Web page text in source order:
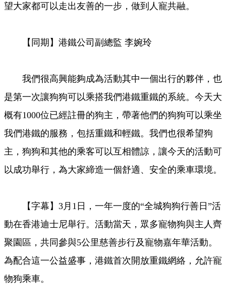
望大家都可以走出友善的一步，做到人寵共融。
【同期】港鐵公司副總監 李婉玲
我們很高興能夠成為活動其中一個出行的夥伴，也
是第一次讓狗狗可以乘搭我們港鐵重鐵的系統。今天大
概有1000位已經註冊的狗主，帶著他們的狗狗可以乘坐
我們港鐵的服務，包括重鐵和輕鐵。我們也很希望狗
主，狗狗和其他的乘客可以互相體諒，讓今天的活動可
以成功舉行，為大家締造一個舒適、安全的乘車環境。
【字幕】3月1日，一年一度的“全城狗狗行善日”活
動在香港迪士尼舉行。活動當天，眾多寵物狗與主人齊
聚園區，共同參與5公里慈善步行及寵物嘉年華活動。
為配合這一公益盛事，港鐵首次開放重鐵網絡，允許寵
物狗乘車。